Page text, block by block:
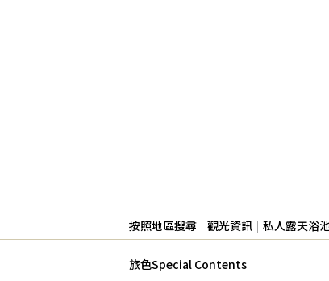
按照地區搜尋 觀光資訊 私人露天浴
旅色Special Contents